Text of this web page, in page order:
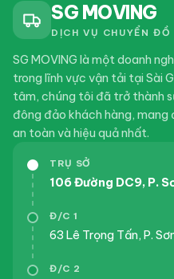
SG MOVING
DỊCH VỤ CHUYỂN ĐỒ
SG MOVING là một doanh
trong lĩnh vực vận tải tại Sài
tâm, chúng tôi đã trở thành
đông đảo khách hàng, mang
an toàn và hiệu quả nhất.
TRỤ SỞ
106 Đường DC9, P.
Đ/C 1
63 Lê Trọng Tấn, P.
Đ/C 2